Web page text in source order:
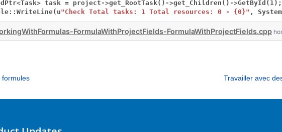
<Task> task = project ->get_RootTask() ->get_Children() ->GetById(1);
"Check Total tasks: 1 Total resources: 0 - {0}" ,
FormulaWithProjectFields-FormulaWithProjectFields.cpp
formules Travailler avec